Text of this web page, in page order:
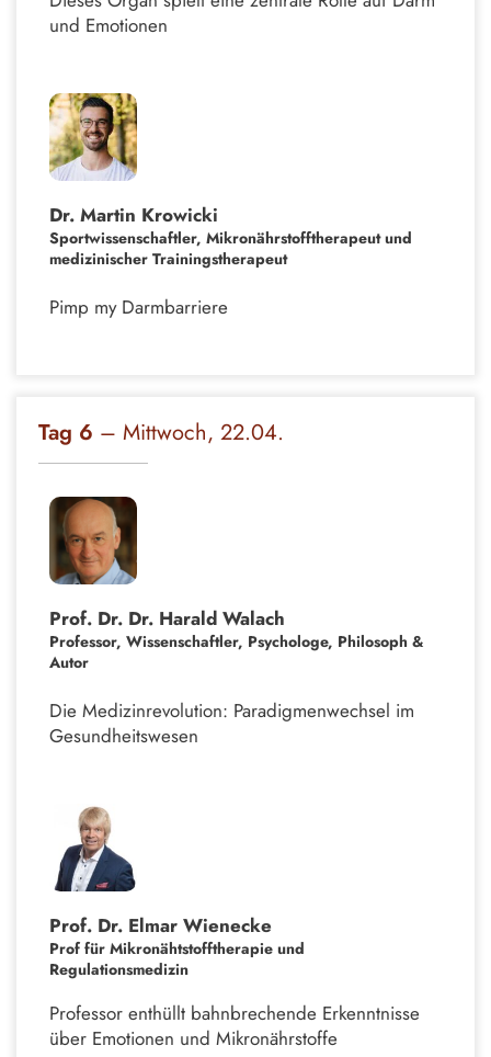
und Emotionen
Dr. Martin Krowicki
Sportwissenschaftler, Mikronährstofftherapeut und
medizinischer Trainingstherapeut
Pimp my Darmbarriere
Tag 6 – Mittwoch, 22.04.
Prof. Dr. Dr. Harald Walach
Professor, Wissenschaftler, Psychologe, Philosoph &
Autor
Die Medizinrevolution: Paradigmenwechsel im
Gesundheitswesen
Prof. Dr. Elmar Wienecke
Prof für Mikronähtstofftherapie und
Regulationsmedizin
Professor enthüllt bahnbrechende Erkenntnisse
über Emotionen und Mikronährstoffe